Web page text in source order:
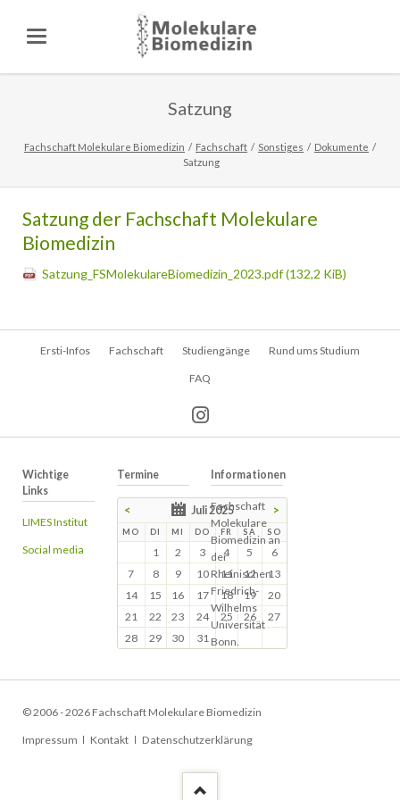
Satzung
Fachschaft Molekulare Biomedizin Fachschaft Sonstiges
Dokumente
Satzung
Satzung der Fachschaft Molekulare
Biomedizin
Satzung_FSMolekulareBiomedizin_2023.pdf(132,2 KiB)
Navigation
Ersti-Infos Fachschaft Studiengänge Rund ums Studium
FAQ
Wichtige
Links
LIMES Institut
Social media
Termine
< Juli 2025 >
MO DI MI DO FR SA SO
1 2 3 4 5
6
7
8 9 10 11 12
13
14
15 16 17 18 19
20
21
22 23 24 25 26
27
28
29 30 31
Informationen
Fachschaft
Molekulare
Biomedizin an
der
Rheinischen
Friedrich-
Wilhelms
Universität
Bonn.
© 2006 - 2026 Fachschaft Molekulare Biomedizin
Navigation
Impressum Kontakt Datenschutzerklärung